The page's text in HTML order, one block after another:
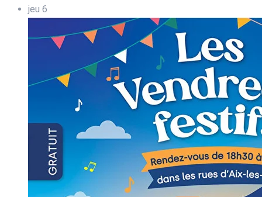
jeu 6